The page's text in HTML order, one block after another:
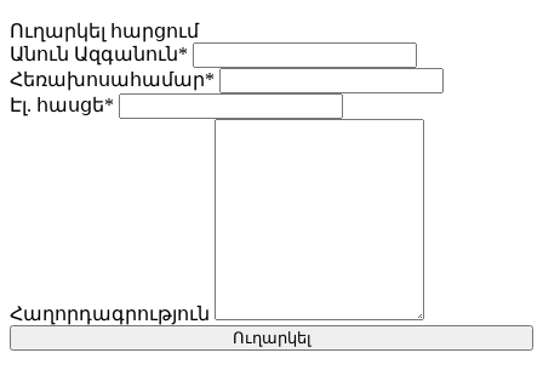
Ուղարկել հարցում
Անուն Ազգանուն*
Հեռախոսահամար*
Էլ. հասցե*
Հաղորդագրություն
Ուղարկել